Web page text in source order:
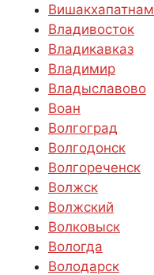
Вишакхапатнам
Владивосток
Владикавказ
Владимир
Владыславово
Воан
Волгоград
Волгодонск
Волгореченск
Волжск
Волжский
Волковыск
Вологда
Володарск